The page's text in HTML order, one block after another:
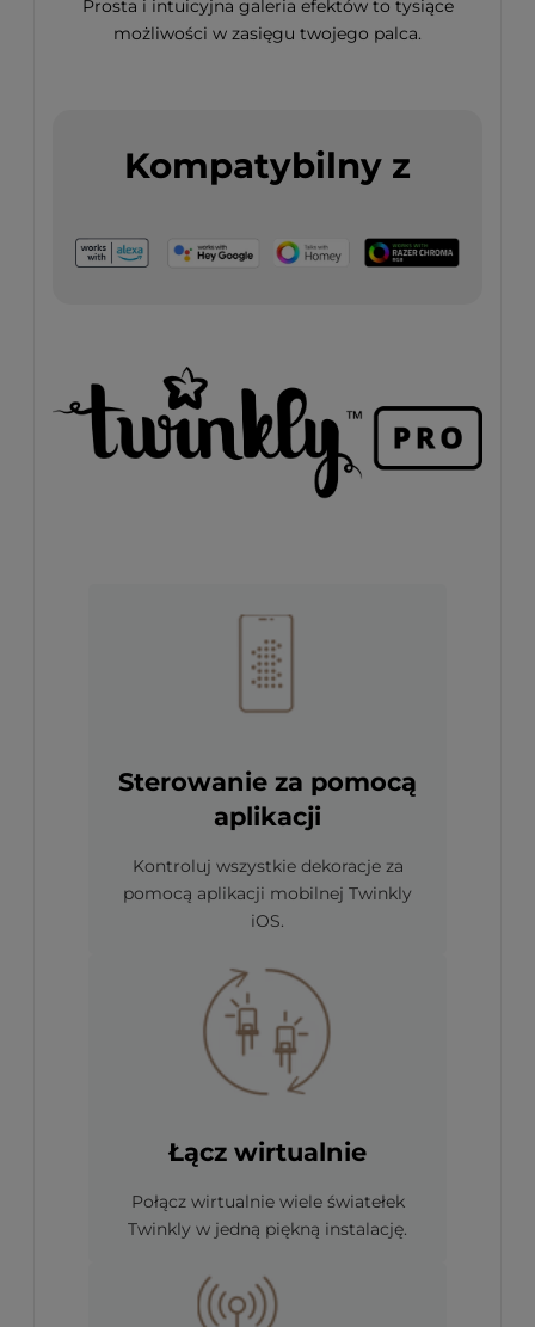
Prosta i intuicyjna galeria efektów to tysiące
możliwości w zasięgu twojego palca.
Kompatybilny z
Sterowanie za pomocą
aplikacji
Kontroluj wszystkie dekoracje za
pomocą aplikacji mobilnej Twinkly
iOS.
Łącz wirtualnie
Połącz wirtualnie wiele światełek
Twinkly w jedną piękną instalację.